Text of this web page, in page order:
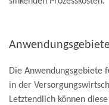
Die Anwendungsgebiete
in der
Letztendlich können